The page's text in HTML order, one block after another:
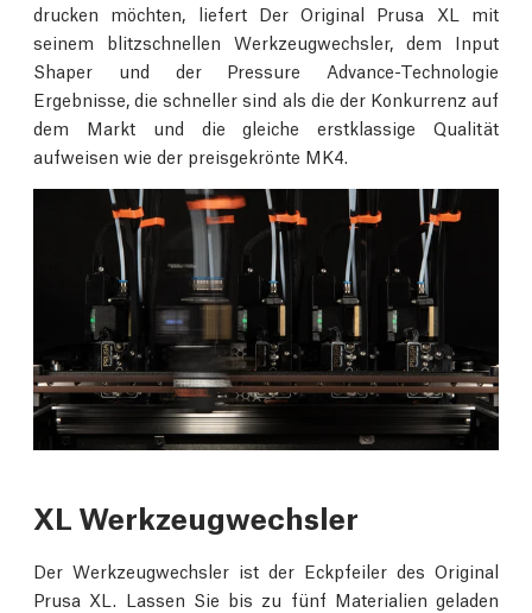
drucken möchten, liefert Der Original Prusa XL mit
seinem blitzschnellen Werkzeugwechsler, dem Input
Shaper und der Pressure Advance-Technologie
Ergebnisse, die schneller sind als die der Konkurrenz auf
dem Markt und die gleiche erstklassige Qualität
aufweisen wie der preisgekrönte MK4.
XL Werkzeugwechsler
Der Werkzeugwechsler ist der Eckpfeiler des Original
Prusa XL. Lassen Sie bis zu fünf Materialien geladen